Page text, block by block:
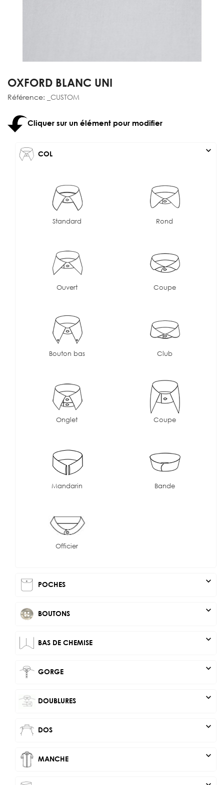
OXFORD BLANC UNI
Référence: _CUSTOM
Cliquer sur un élément pour modifier
COL expand_more
Standard Rond
Ouvert Coupe
Bouton bas Club
Onglet Coupe
Mandarin Bande
Officier
POCHES expand_more
BOUTONS expand_more
BAS DE CHEMISE expand_more
GORGE expand_more
DOUBLURES expand_more
DOS expand_more
MANCHE expand_more